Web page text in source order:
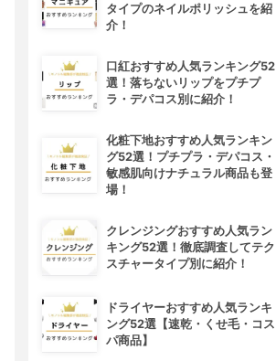
タイプのネイルポリッシュを紹
介！
口紅おすすめ人気ランキング52
選！落ちないリップをプチプ
ラ・デパコス別に紹介！
化粧下地おすすめ人気ランキン
グ52選！プチプラ・デパコス・
敏感肌向けナチュラル商品も登
場！
クレンジングおすすめ人気ラン
キング52選！徹底調査してテク
スチャータイプ別に紹介！
ドライヤーおすすめ人気ランキ
ング52選【速乾・くせ毛・コス
パ商品】